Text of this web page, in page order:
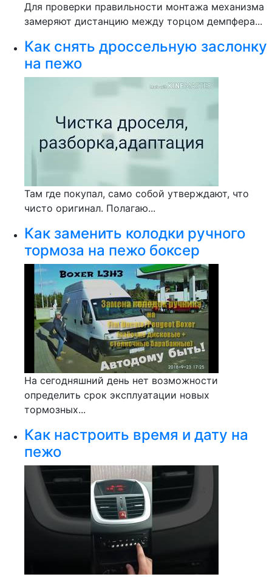
Для проверки правильности монтажа механизма
замеряют дистанцию между торцом демпфера...
Как снять дроссельную заслонку
на пежо
Там где покупал, само собой утверждают, что
чисто оригинал. Полагаю...
Как заменить колодки ручного
тормоза на пежо боксер
На сегодняшний день нет возможности
определить срок эксплуатации новых
тормозных...
Как настроить время и дату на
пежо